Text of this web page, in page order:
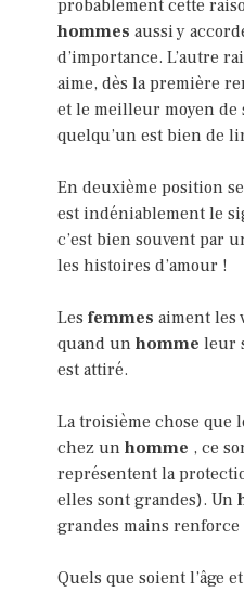
probablement cette
hommes aussi y
d’importance. L’autre
aime, dès la première
et le meilleur moyen de
quelqu’un est bien de
En deuxième position
est indéniablement le
c’est bien souvent par
les histoires d’amour !
Les femmes aiment les
quand un homme leur
est attiré.
La troisième chose que
chez un homme , ce
représentent la
elles sont grandes). Un
grandes mains renforce
Quels que soient l’âge